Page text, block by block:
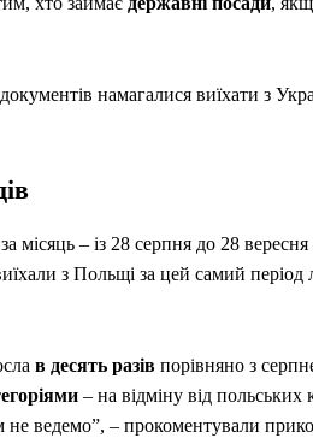
намагалися виїхати з
– із 28 серпня до 28 вересня
з Польщі за цей самий період
в десять разів порівняно з
– на відміну від
не ведемо”, – прокоментували